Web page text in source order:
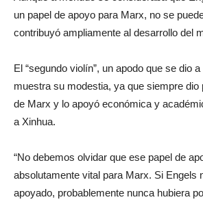
un papel de apoyo para Marx, no se
contribuyó ampliamente al desarrollo del
El “segundo violín”, un apodo que se dio
muestra su modestia, ya que siempre dio
de Marx y lo apoyó económica y
a Xinhua.
“No debemos olvidar que ese papel de
absolutamente vital para Marx. Si Engels
apoyado, probablemente nunca hubiera